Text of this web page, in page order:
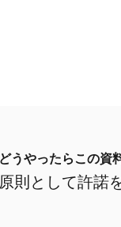
どうやったらこの資
原則として許諾